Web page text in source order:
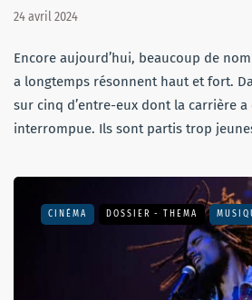
24 avril 2024
Encore aujourd’hui, beaucoup de
a longtemps résonnent haut et fort.
sur cinq d’entre-eux dont la carrière
interrompue. Ils sont partis trop
CINÉMA DOSSIER - THEMA